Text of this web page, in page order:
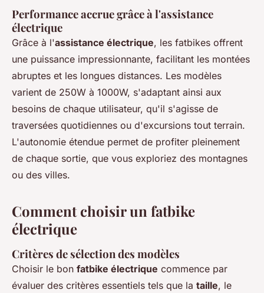
Performance accrue grâce à l'assistance
électrique
Grâce à l'assistance électrique, les fatbikes offrent
une puissance impressionnante, facilitant les montées
abruptes et les longues distances. Les modèles
varient de 250W à 1000W, s'adaptant ainsi aux
besoins de chaque utilisateur, qu'il s'agisse de
traversées quotidiennes ou d'excursions tout terrain.
L'autonomie étendue permet de profiter pleinement
de chaque sortie, que vous exploriez des montagnes
ou des villes.
Comment choisir un fatbike
électrique
Critères de sélection des modèles
Choisir le bon fatbike électrique commence par
évaluer des critères essentiels tels que la taille, le